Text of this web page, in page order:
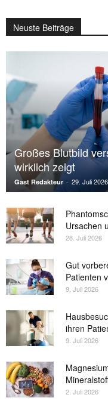
Neuste Beiträge
Großes Blutbild
wirklich zeigt
Gast Redakteur - 29. Juli 2026
Ursachen
28. Juli 2026
Gut
Patienten
9. Juli 2026
ihren
9. Juli 2026
2. Juli 2026